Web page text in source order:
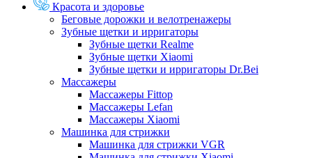
Красота и здоровье
Беговые дорожки и велотренажеры
Зубные щетки и ирригаторы
Зубные щетки Realme
Зубные щетки Xiaomi
Зубные щетки и ирригаторы Dr.Bei
Массажеры
Массажеры Fittop
Массажеры Lefan
Массажеры Xiaomi
Машинка для стрижки
Машинка для стрижки VGR